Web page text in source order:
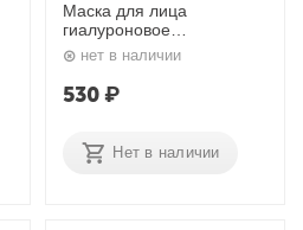
Маска для лица
гиалуроновое
восстановление Age
Eraser 50 мл. Likato
нет в наличии
530₽
Нет в наличии